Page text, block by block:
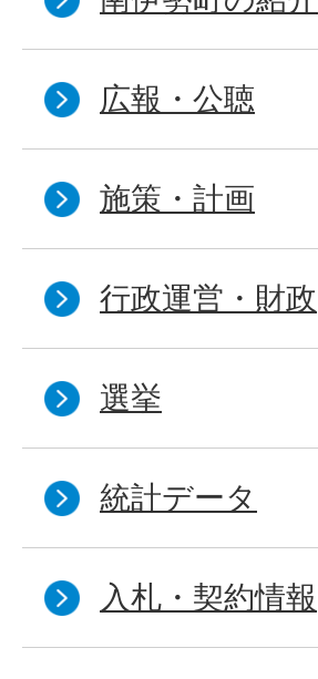
広報・公聴
施策・計画
行政運営・財政
選挙
統計データ
入札・契約情報